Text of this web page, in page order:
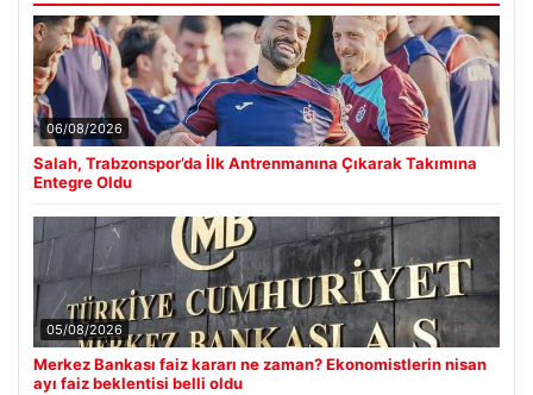
06/08/2026
Salah, Trabzonspor’da İlk Antrenmanına Çıkarak Takımına
Entegre Oldu
05/08/2026
Merkez Bankası faiz kararı ne zaman? Ekonomistlerin nisan
ayı faiz beklentisi belli oldu